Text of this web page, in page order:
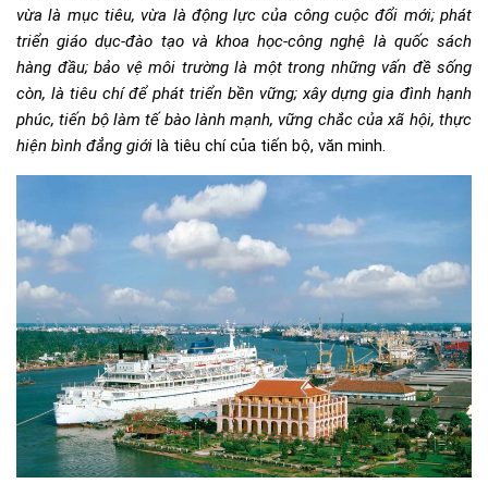
vừa là mục tiêu, vừa là động lực của công cuộc đổi mới; phát
triển giáo dục-đào tạo và khoa học-công nghệ là quốc sách
hàng đầu; bảo vệ môi trường là một trong những vấn đề sống
còn, là tiêu chí để phát triển bền vững; xây dựng gia đình hạnh
phúc, tiến bộ làm tế bào lành mạnh, vững chắc của xã hội, thực
hiện bình đẳng giới là tiêu chí của tiến bộ, văn minh.